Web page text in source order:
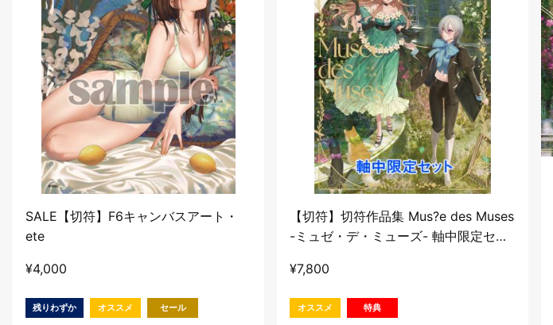
SALE【切符】F6キャンバスアート・
ete
¥4,000
残りわずか オススメ セール
【切符】切符作品集 Mus?e des Muses
-ミュゼ・デ・ミューズ- 軸中限定セッ
¥7,800
オススメ 特典